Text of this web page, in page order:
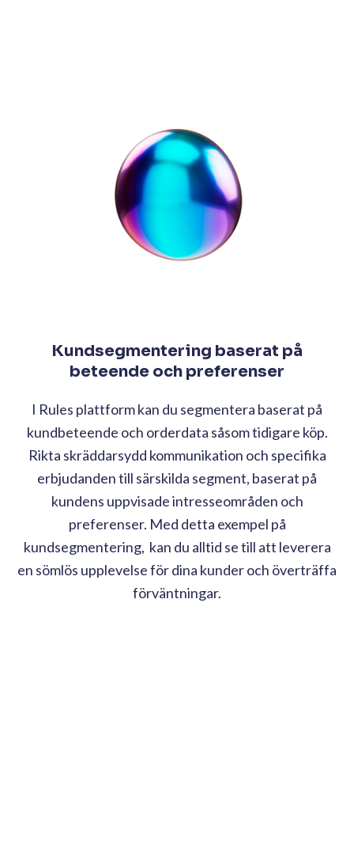
Kundsegmentering baserat på
beteende och preferenser
I Rules plattform kan du segmentera baserat på
kundbeteende och orderdata såsom tidigare köp.
Rikta skräddarsydd kommunikation och specifika
erbjudanden till särskilda segment, baserat på
kundens uppvisade intresseområden och
preferenser. Med detta exempel på
kundsegmentering, kan du alltid se till att leverera
en sömlös upplevelse för dina kunder och överträffa
förväntningar.